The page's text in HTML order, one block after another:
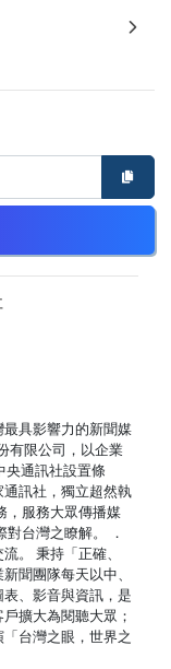
具影響力的新聞媒
有限公司，以企業
央通訊社設置條
訊社，獨立超然執
，服務大眾傳播媒
台灣之瞭解。 ．
。 秉持「正確、
聞團隊每天以中、
、影音與資訊，是
擴大為閱聽大眾；
台灣之眼，世界之